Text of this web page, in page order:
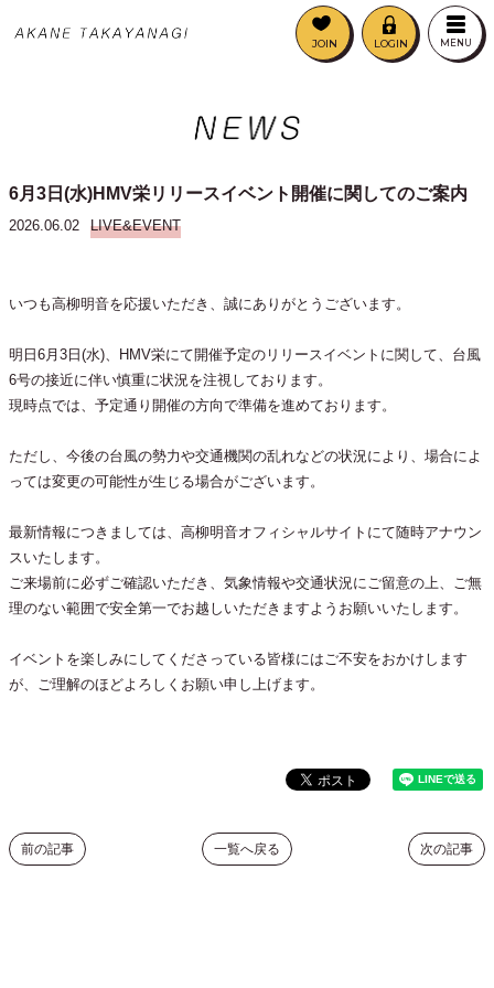
JOIN LOGIN MENU
6月3日(水)HMV栄リリースイベント開催に関してのご案内
2026.06.02 LIVE&EVENT
いつも高柳明音を応援いただき、誠にありがとうございます。
明日6月3日(水)、HMV栄にて開催予定のリリースイベントに関して、台風
6号の接近に伴い慎重に状況を注視しております。
現時点では、予定通り開催の方向で準備を進めております。
ただし、今後の台風の勢力や交通機関の乱れなどの状況により、場合によ
っては変更の可能性が生じる場合がございます。
最新情報につきましては、高柳明音オフィシャルサイトにて随時アナウン
スいたします。
ご来場前に必ずご確認いただき、気象情報や交通状況にご留意の上、ご無
理のない範囲で安全第一でお越しいただきますようお願いいたします。
イベントを楽しみにしてくださっている皆様にはご不安をおかけします
が、ご理解のほどよろしくお願い申し上げます。
次の記事
一覧へ戻る
前の記事